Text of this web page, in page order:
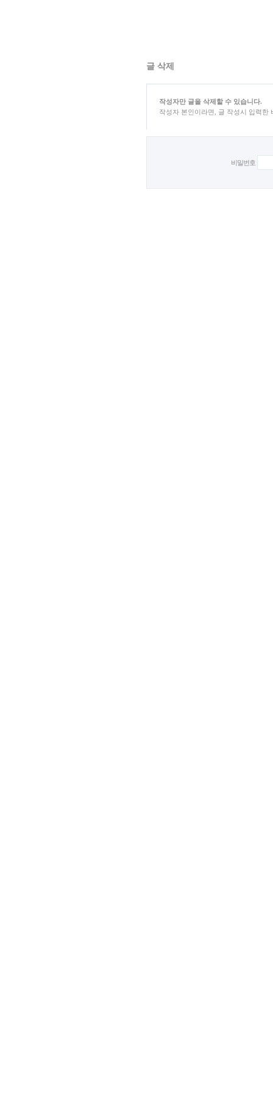
글 삭제
작성자만 글을 삭제할 수 있습니다.
작성자 본인이라면, 글 작성시 입력한
비밀번호